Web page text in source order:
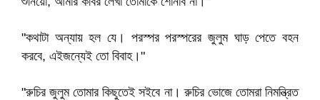
"কথাটা অন্যায় হল যে। পরস্পর পরস্পরের জুলুম ঘাড় পেতে বহন
করবে, এইজন্যেই তো বিবাহ।"
"রুচির জুলুম তোমার কিছুতেই সইবে না। রুচির ভোজে তোমরা নিমন্ত্রিত